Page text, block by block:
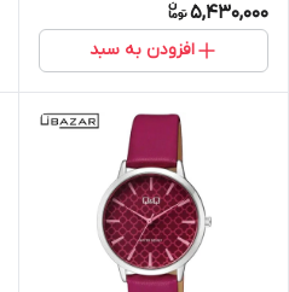
5,430,000
افزودن به سبد